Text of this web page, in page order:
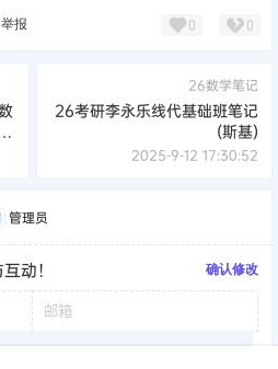
举报 0 0
26数学笔记
26考研李永乐线代基础班笔记
(斯基)
2025-9-12 17:30:52
管理员
动！ 确认修改